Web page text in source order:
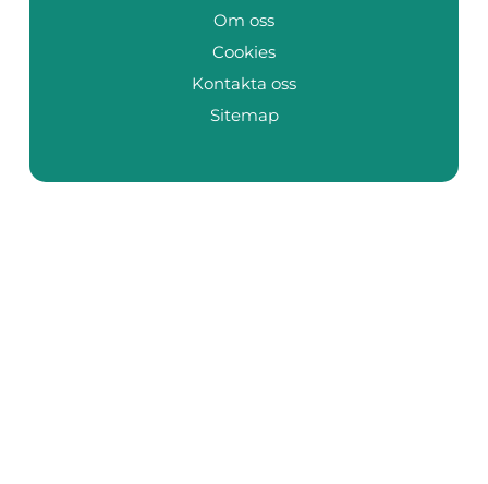
Om oss
Cookies
Kontakta oss
Sitemap